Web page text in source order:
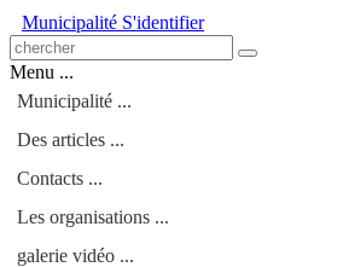
Municipalité S'identifier
Menu ...
Municipalité ...
Des articles ...
Contacts ...
Les organisations ...
galerie vidéo ...